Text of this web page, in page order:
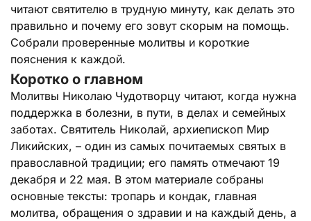
читают святителю в трудную минуту, как делать это
правильно и почему его зовут скорым на помощь.
Собрали проверенные молитвы и короткие
пояснения к каждой.
Коротко о главном
Молитвы Николаю Чудотворцу читают, когда нужна
поддержка в болезни, в пути, в делах и семейных
заботах. Святитель Николай, архиепископ Мир
Ликийских, – один из самых почитаемых святых в
православной традиции; его память отмечают 19
декабря и 22 мая. В этом материале собраны
основные тексты: тропарь и кондак, главная
молитва, обращения о здравии и на каждый день, а